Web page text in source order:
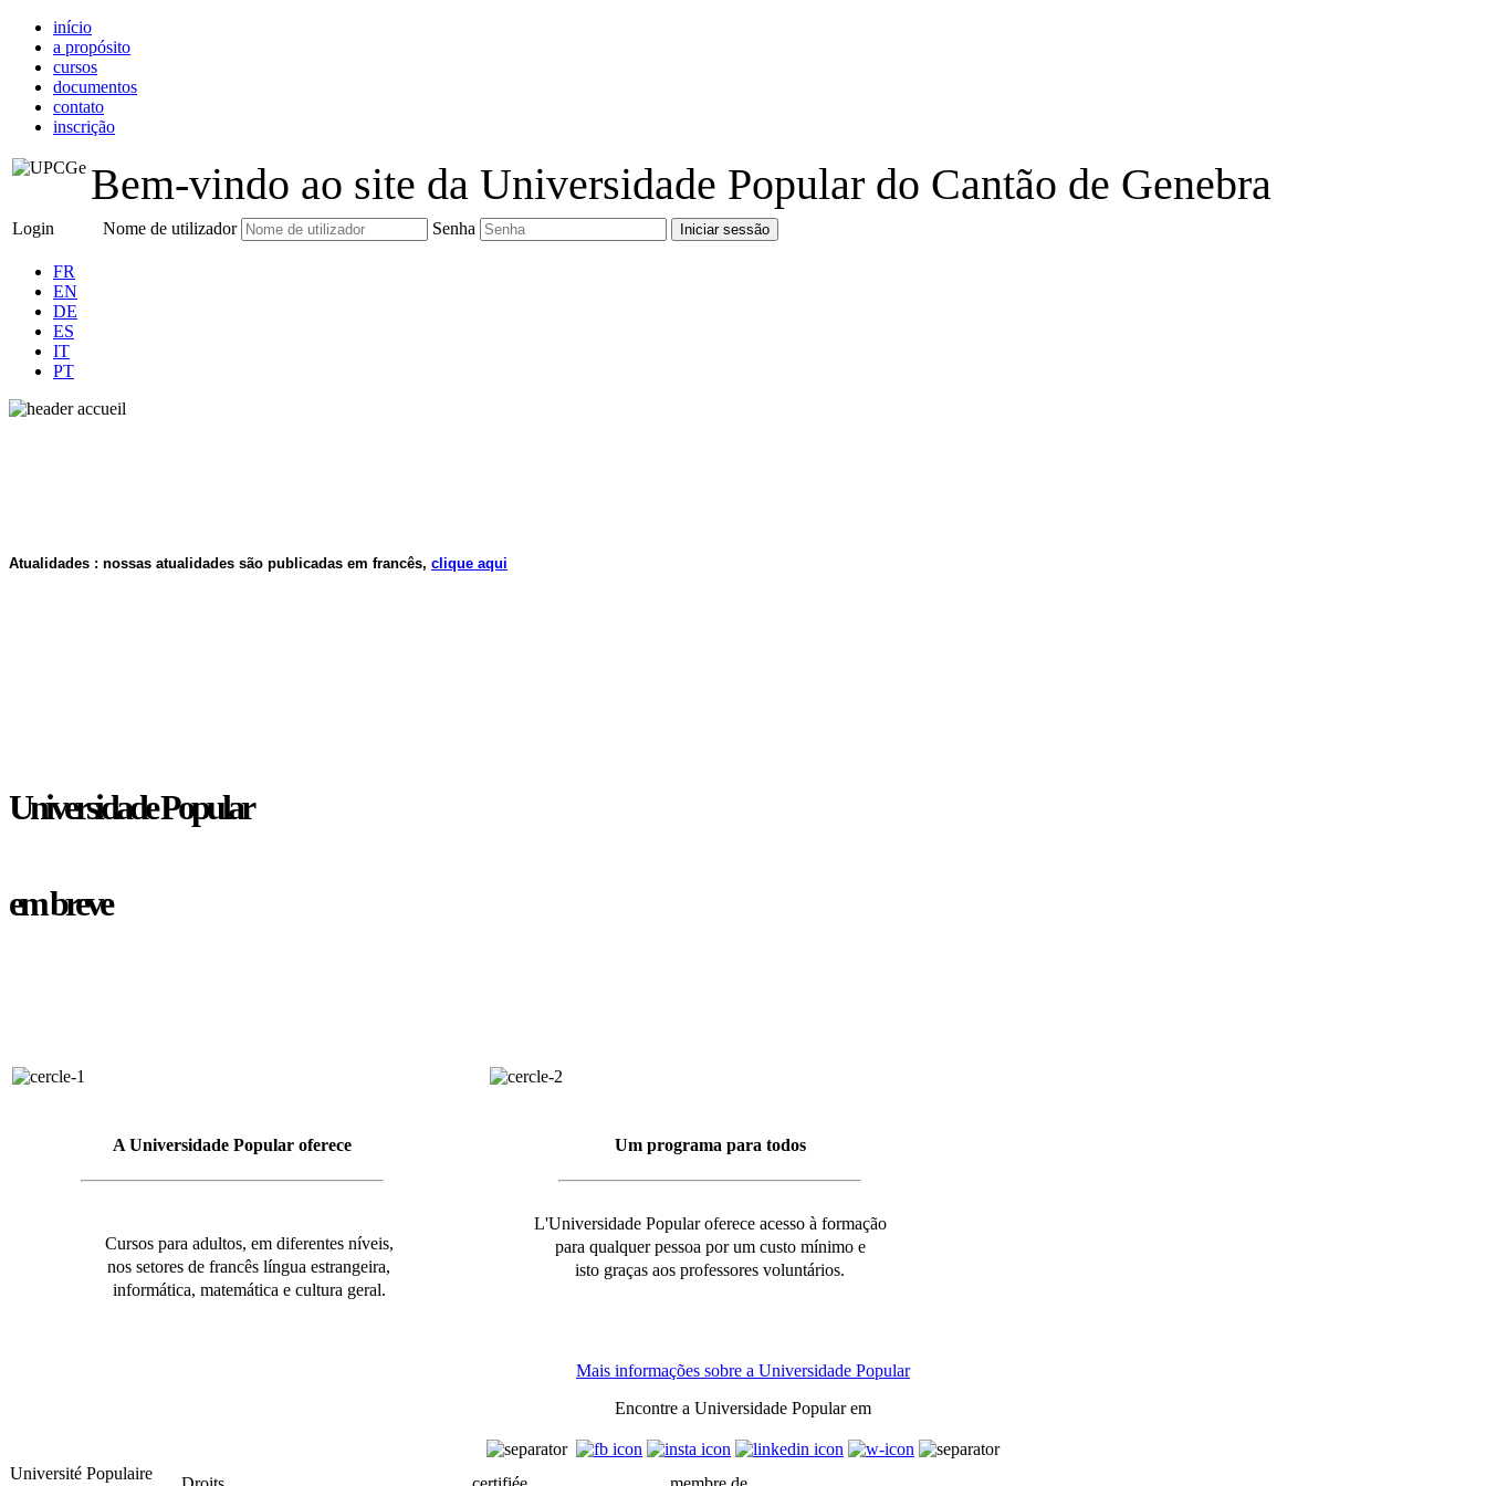
início
a propósito
cursos
documentos
contato
inscrição
Bem-vindo ao site da Universidade Popular do Cantão de Genebra
Login Nome de utilizador Senha
FR
EN
DE
ES
IT
PT
Atualidades : nossas atualidades são publicadas em francês, clique aqui
Universidade Popular
em breve
A Universidade Popular oferece Um programa para todos
Cursos para adultos, em diferentes níveis,
nos setores de francês língua estrangeira,
informática, matemática e cultura geral.
L'Universidade Popular oferece acesso à formação
para qualquer pessoa por um custo mínimo e
isto graças aos professores voluntários.
Mais informações sobre a Universidade Popular
Encontre a Universidade Popular em
Université Populaire